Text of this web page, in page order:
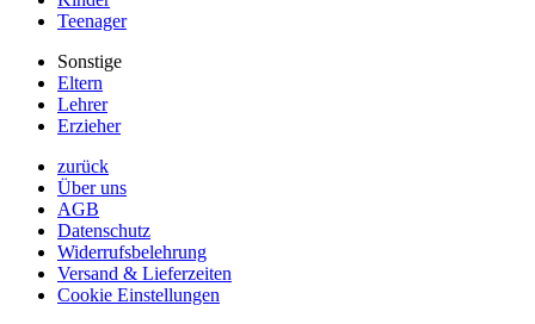
Teenager
Sonstige
Eltern
Lehrer
Erzieher
zurück
Über uns
AGB
Datenschutz
Widerrufsbelehrung
Versand & Lieferzeiten
Cookie Einstellungen